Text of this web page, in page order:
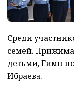
Среди
семей.
детьми, Гимн
Ибраева: